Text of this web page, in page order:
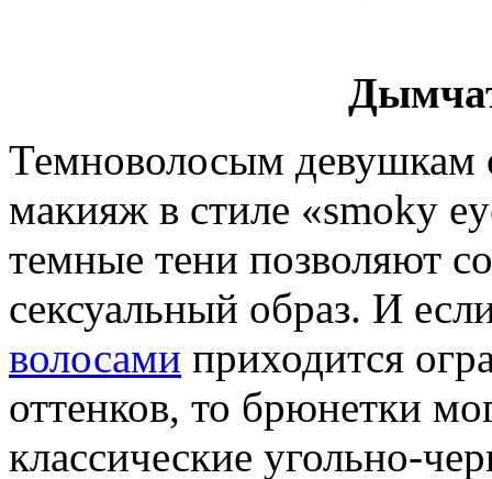
Темноволосым девушкам
макияж в стиле «smoky
темные тени позволяют
сексуальный образ. И
волосами приходится
оттенков, то брюнетки
классические угольно-